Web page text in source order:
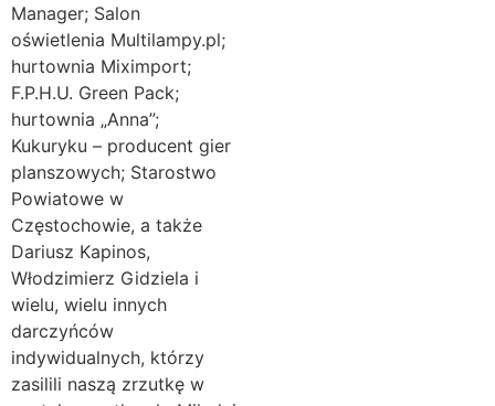
Manager; Salon
oświetlenia Multilampy.pl;
hurtownia Miximport;
F.P.H.U. Green Pack;
hurtownia „Anna”;
Kukuryku – producent gier
planszowych; Starostwo
Powiatowe w
Częstochowie, a także
Dariusz Kapinos,
Włodzimierz Gidziela i
wielu, wielu innych
darczyńców
indywidualnych, którzy
zasilili naszą zrzutkę w